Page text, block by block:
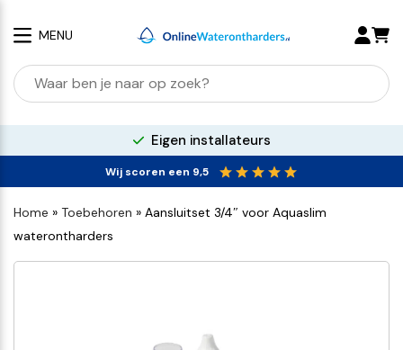
MENU
100% kalkvrij water
Wij scoren een 9,5
Home » Toebehoren » Aansluitset 3/4″ voor Aquaslim
waterontharders